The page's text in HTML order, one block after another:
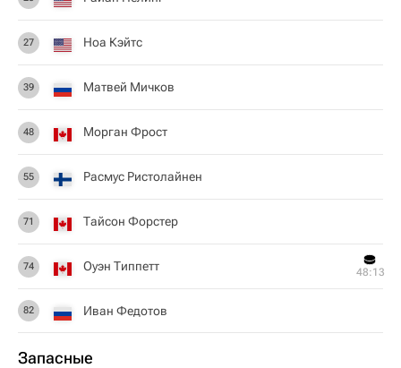
27 Ноа Кэйтс
39 Матвей Мичков
48 Морган Фрост
55 Расмус Ристолайнен
71 Тайсон Форстер
74 Оуэн Типпетт 48:13
82 Иван Федотов
Запасные